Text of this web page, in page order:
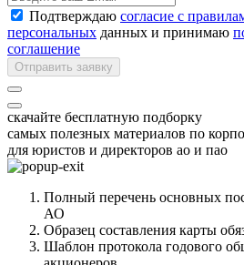
Подтверждаю согласие с
персональных данных и принимаю
соглашение
Отправить заявку
скачайте бесплатную подборку
самых полезных материалов по
для юристов и директоров ао и пао
Полный перечень основных
АО
Образец составления карты
Шаблон протокола годового